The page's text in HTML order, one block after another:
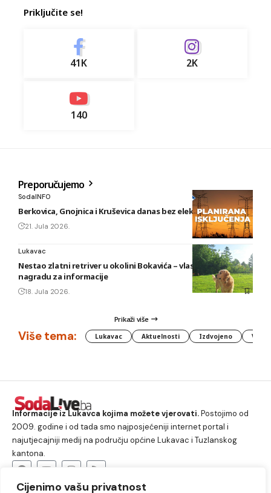
Cijenimo vašu privatnost
Priključite se!
41K 2K
140
Preporučujemo
SodaINFO
Berkovica, Gnojnica i Kruševica danas bez električne energije
21. Jula 2026.
Lukavac
Nestao zlatni retriver u okolini Bokavića – vlasnik nudi
nagradu za informacije
18. Jula 2026.
Prikaži više
Više tema: Lukavac Aktuelnosti Izdvojeno
Informacije iz Lukavca kojima možete vjerovati.Postojimo od
2009. godine i od tada smo najposjećeniji internet portal i
najutjecajniji medij na području općine Lukavac i Tuzlanskog
kantona.